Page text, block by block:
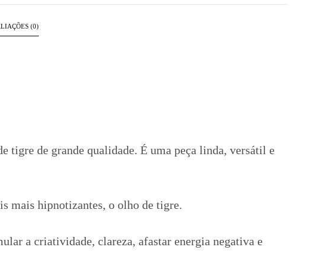
(0)
tigre de grande qualidade. É uma peça linda, versátil e
mais hipnotizantes, o olho de tigre.
a criatividade, clareza, afastar energia negativa e